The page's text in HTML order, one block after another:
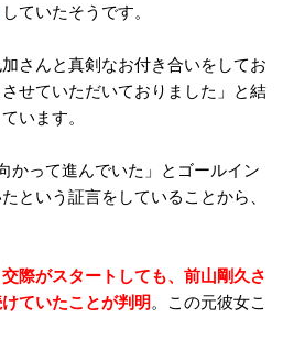
ていたそうです。
さんと真剣なお付き合いをしてお
せていただいておりました」と結
います。
かって進んでいた」とゴールイン
という証言をしていることから、
際がスタートしても、前山剛久さ
ていたことが判明。この元彼女こ